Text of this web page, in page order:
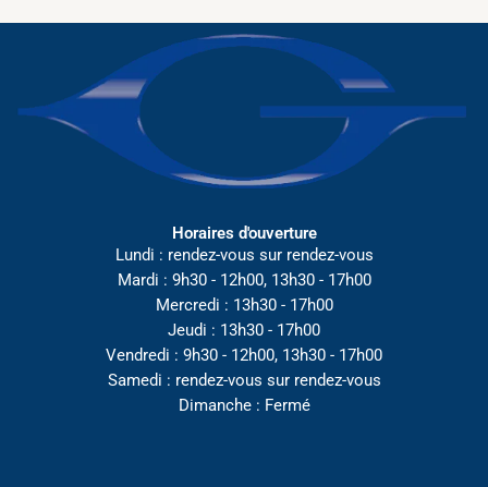
Horaires d'ouverture
Lundi : rendez-vous sur rendez-vous
Mardi : 9h30 - 12h00, 13h30 - 17h00
Mercredi : 13h30 - 17h00
Jeudi : 13h30 - 17h00
Vendredi : 9h30 - 12h00, 13h30 - 17h00
Samedi : rendez-vous sur rendez-vous
Dimanche : Fermé